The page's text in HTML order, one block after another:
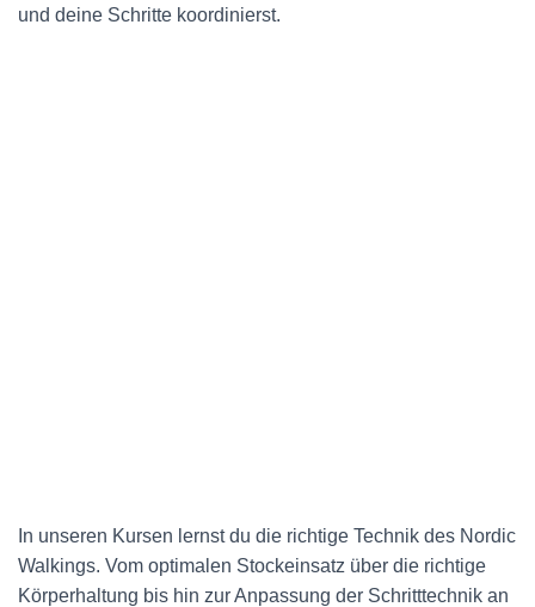
und deine Schritte koordinierst.
In unseren Kursen lernst du die richtige Technik des Nordic
Walkings. Vom optimalen Stockeinsatz über die richtige
Körperhaltung bis hin zur Anpassung der Schritttechnik an